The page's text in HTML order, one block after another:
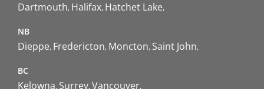
Dartmouth Halifax Hatchet Lake
NB
Dieppe Fredericton Moncton Saint John
BC
Kelowna Surrey Vancouver